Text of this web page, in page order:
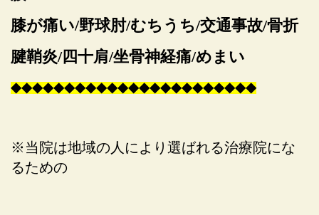
膝が痛い/野球肘/むちうち/交通事故/骨折
腱鞘炎/四十肩/坐骨神経痛/めまい
◆◆◆◆◆◆◆◆◆◆◆◆◆◆◆◆◆◆◆◆◆◆◆
※当院は地域の人により選ばれる治療院にな
るための